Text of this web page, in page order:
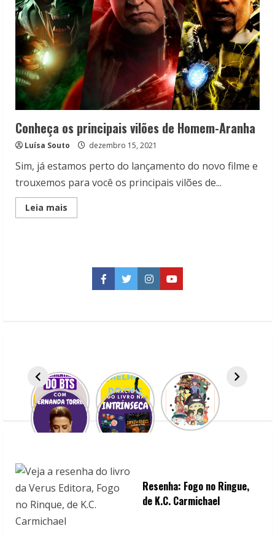
Conheça os principais vilões de Homem-Aranha
Luísa Souto dezembro 15, 2021
Sim, já estamos perto do lançamento do novo filme e
trouxemos para você os principais vilões de...
Leia mais
more
Homem-
Facebook
TwitterInstagramYouTube
Resenha: Fogo no Ringue,
de K.C. Carmichael